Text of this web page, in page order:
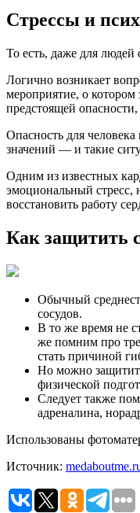
Стрессы и
То есть, даже для
Логично возникает
мероприятие, о котором
предстоящей
Опасность для
значений — и такие
Одним из известных
эмоциональный стресс,
восстановить работу
Как защитить
Обычный
сосудов.
В то же время не
же помним про
стать причиной
Но можно
физической
Следует также
адреналина,
Использованы
Источник: